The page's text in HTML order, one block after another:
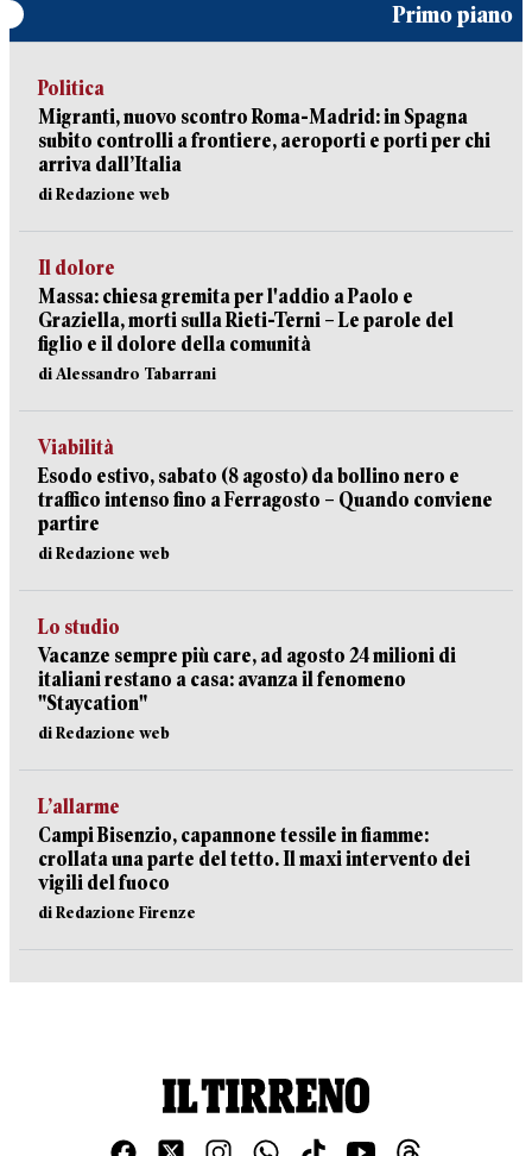
Primo piano
Politica
Migranti, nuovo scontro Roma-Madrid: in Spagna
subito controlli a frontiere, aeroporti e porti per chi
arriva dall’Italia
di Redazione web
Il dolore
Massa: chiesa gremita per l'addio a Paolo e
Graziella, morti sulla Rieti-Terni – Le parole del
figlio e il dolore della comunità
di Alessandro Tabarrani
Viabilità
Esodo estivo, sabato (8 agosto) da bollino nero e
traffico intenso fino a Ferragosto – Quando conviene
partire
di Redazione web
Lo studio
Vacanze sempre più care, ad agosto 24 milioni di
italiani restano a casa: avanza il fenomeno
"Staycation"
di Redazione web
L’allarme
Campi Bisenzio, capannone tessile in fiamme:
crollata una parte del tetto. Il maxi intervento dei
vigili del fuoco
di Redazione Firenze